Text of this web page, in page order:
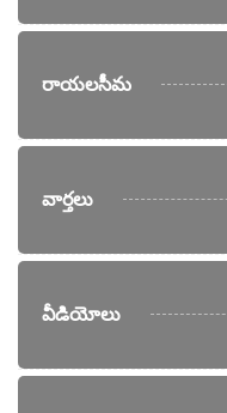
రాయలసీమ
వార్తలు
వీడియోలు